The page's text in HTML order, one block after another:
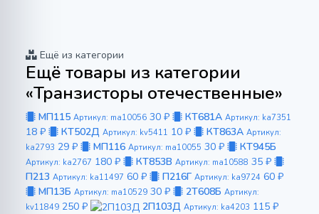
Ещё из категории
Ещё товары из категории
«Транзисторы отечественные»
МП115 Артикул: ma10056 30 ₽ КТ681А Артикул: ka7351
18 ₽ КТ502Д Артикул: kv5411 10 ₽ КТ863А Артикул:
ka2793 29 ₽ МП116 Артикул: ma10055 30 ₽ КТ945Б
Артикул: ka2767 180 ₽ КТ853В Артикул: ma10588 35 ₽
П213 Артикул: ka11497 60 ₽ П216Г Артикул: ka9724 60 ₽
МП13Б Артикул: ma10529 30 ₽ 2Т608Б Артикул:
kv11849 250 ₽ 2П103Д Артикул: ka4203 115 ₽